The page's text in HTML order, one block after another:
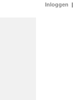
Inloggen |